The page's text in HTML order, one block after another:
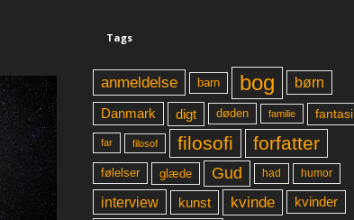
Tags
anmeldelse barn bog børn
Danmark digt døden familie fantasi
far filosof filosofi forfatter
følelser glæde Gud had humor
interview kunst kvinde kvinder